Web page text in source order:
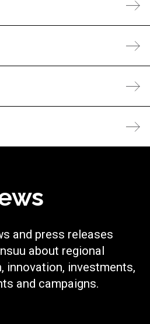
and press releases
about regional
innovation, investments,
and campaigns.